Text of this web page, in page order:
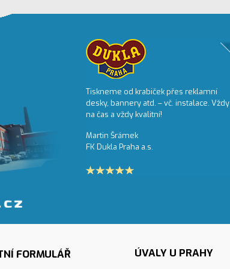
cen.
přístup a
Tiskneme od krabiček přes reklamní
desky, bannery atd. – vč. instalace. Vždy
na čas a vždy kvalitní!
Martin Šrámek
FK Dukla Praha a.s.
FORMULÁŘ ÚVALY U PRAHY